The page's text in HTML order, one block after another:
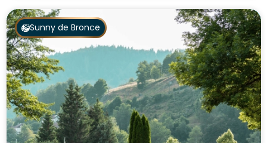
Sunny de Bronce